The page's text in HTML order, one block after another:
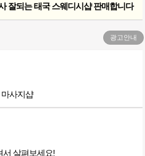
잘되는 태국 스웨디시샵 판매합니다
광고안내
사지샵
서 살펴보세요!